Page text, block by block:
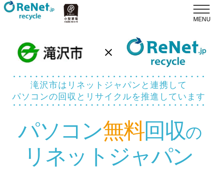
滝沢市はリネットジャパンと連携して
パソコンの回収とリサイクルを推進しています
パソコン無料回収の
リネットジャパン